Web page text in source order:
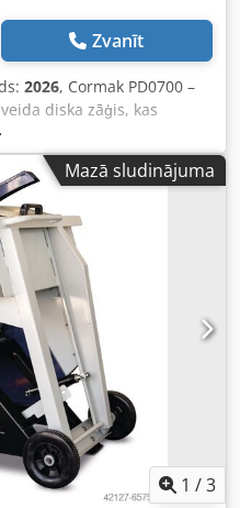
Zvanīt
2026, Cormak PD0700 –
diska zāģis, kas
un dažādu koka
ar jaudīgu 400 V motoru
disku, šis zāģis
Kompaktā
padara PD0700 modeli
gan privātmājās. Galvenās
Aock * Profesionāls
64 zobiem nodrošina ātru
mm diametrā. * Izturīga
ilgmūžību un
apstākļos. * Lieli
atvieglo ierīces
darba vietā. *
diska apstāšanās laiku,
* Fāzu pārslēdzējs
tīklos, bez
barošanas sistēmā. *
Mazā sludinājuma
1 /3